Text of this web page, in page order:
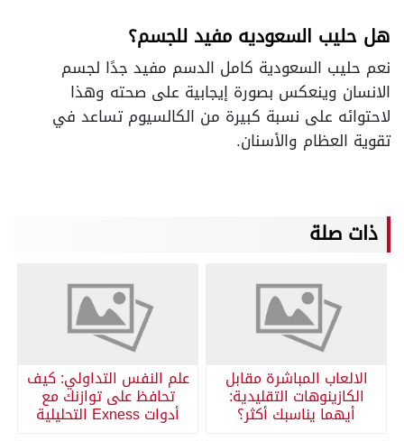
هل حليب السعوديه مفيد للجسم؟
نعم حليب السعودية كامل الدسم مفيد جدًا لجسم
الانسان وينعكس بصورة إيجابية على صحته وهذا
لاحتوائه على نسبة كبيرة من الكالسيوم تساعد في
تقوية العظام والأسنان.
ذات صلة
الالعاب المباشرة مقابل
الكازينوهات التقليدية:
أيهما يناسبك أكثر؟
علم النفس التداولي: كيف
تحافظ على توازنك مع
أدوات Exness التحليلية